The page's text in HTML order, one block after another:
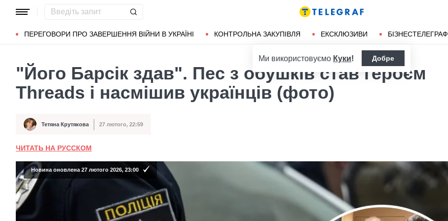
ПЕРЕГОВОРИ ПРО ЗАВЕРШЕННЯ ВІЙНИ В УКРАЇНІ КОНТРОЛЬНА ЗАКУПІВЛЯ ЕКСКЛЮЗИВИ БІЗНЕСТЕЛЕГРАФ
Популярні запити Маріуполь Донбас
Ми використовуємо Куки! Добре
"Його Барсік здав". Пес з обушків став героєм
Threads і насмішив українців (фото)
Автор Тетяна Крутякова
Дата публікації 27 лютого, 22:59
ЧИТАТЬ НА РУССКОМ
Новина оновлена 27 лютого 2026, 23:00